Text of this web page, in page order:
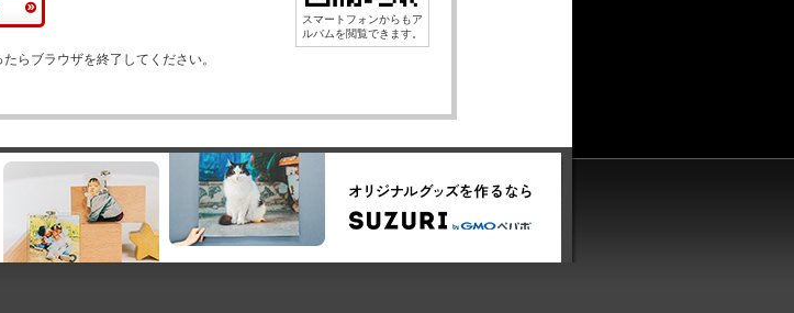
らブラウザを終了してください。
スマートフォンからもア
ルバムを閲覧できます。